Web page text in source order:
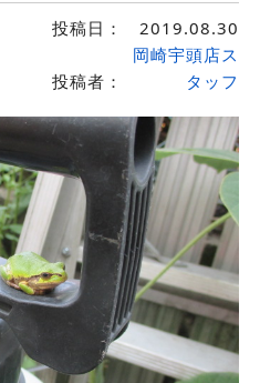
投稿日： 2019.08.30
投稿者：
岡崎宇頭店ス
タッフ